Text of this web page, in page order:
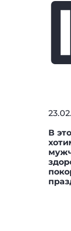
В